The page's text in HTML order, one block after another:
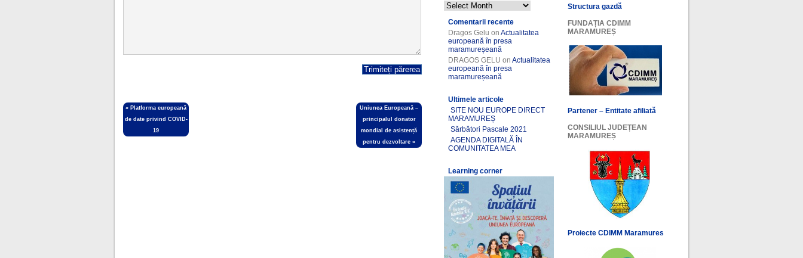
« Platforma europeană
de date privind COVID-
19
Uniunea Europeană –
principalul donator
mondial de asistență
pentru dezvoltare »
Comentarii recente
Dragos Gelu onActualitatea
europeană în presa
maramureșeană
DRAGOS GELU onActualitatea
europeană în presa
maramureșeană
Ultimele articole
SITE NOU EUROPE DIRECT
MARAMUREȘ
Sărbători Pascale 2021
AGENDA DIGITALĂ ÎN
COMUNITATEA MEA
Learning corner
Structura gazdă
FUNDAȚIA CDIMM
MARAMUREȘ
Partener – Entitate afiliată
CONSILIUL JUDEȚEAN
MARAMUREȘ
Proiecte CDIMM Maramures